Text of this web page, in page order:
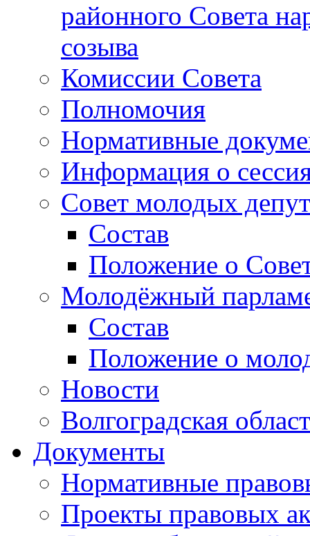
районного Совета
созыва
Комиссии Совета
Полномочия
Нормативные
Информация о
Совет молодых
Состав
Положение о
Молодёжный
Состав
Положение о
Новости
Волгоградская
Документы
Нормативные
Проекты правовых